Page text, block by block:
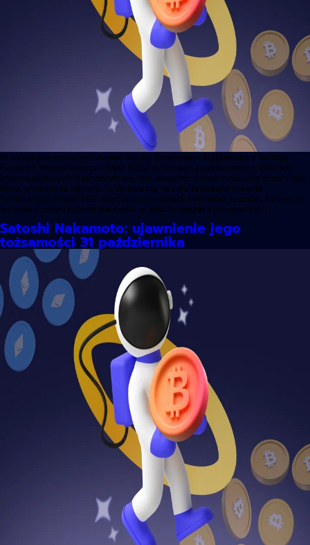
W kontekście rosnących napięć między przemysłem kryptowalut a Komisją
Papierów Wartościowych i Giełd (SEC) w Stanach Zjednoczonych, kilka firm
kryptowalutowych zjednoczyło się, aby wesprzeć pozew wniesiony przez firmę
Beba, producenta odzieży. Ta sprawa ma na celu zakwestionowanie
"niepisanych zasad" SEC dotyczących regulacji airdropów, rzucając światło na
wyzwania, przed którymi stoi sektor w obliczu regulacji uznawanych […]
Satoshi Nakamoto: ujawnienie jego
tożsamości 31 października